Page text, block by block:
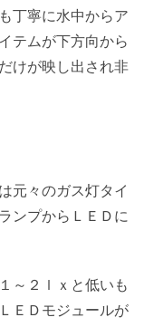
丁寧に水中からア
テムが下方向から
けが映し出され非
元々のガス灯タイ
ンプからＬＥＤに
～２ｌｘと低いも
ＥＤモジュールが